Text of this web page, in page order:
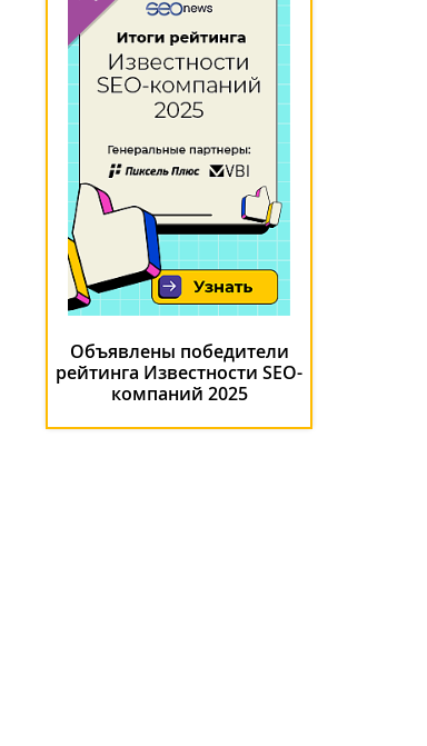
Объявлены победители
рейтинга Известности SEO-
компаний 2025